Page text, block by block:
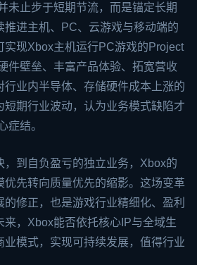
未止步于短期节流，而是锚定长期
推进主机、PC、云游戏与移动端的
实现Xbox主机运行PC游戏的Project
件壁垒、丰富产品体验、拓宽营收
行业内半导体、存储硬件成本上涨的
短期行业波动，认为业务模式缺陷才
症结。
，到自负盈亏的独立业务，Xbox的
优先转向质量优先的缩影。这场变革
修正，也是游戏行业精细化、盈利
来，Xbox能否依托核心IP与全域生
业模式，实现可持续发展，值得行业